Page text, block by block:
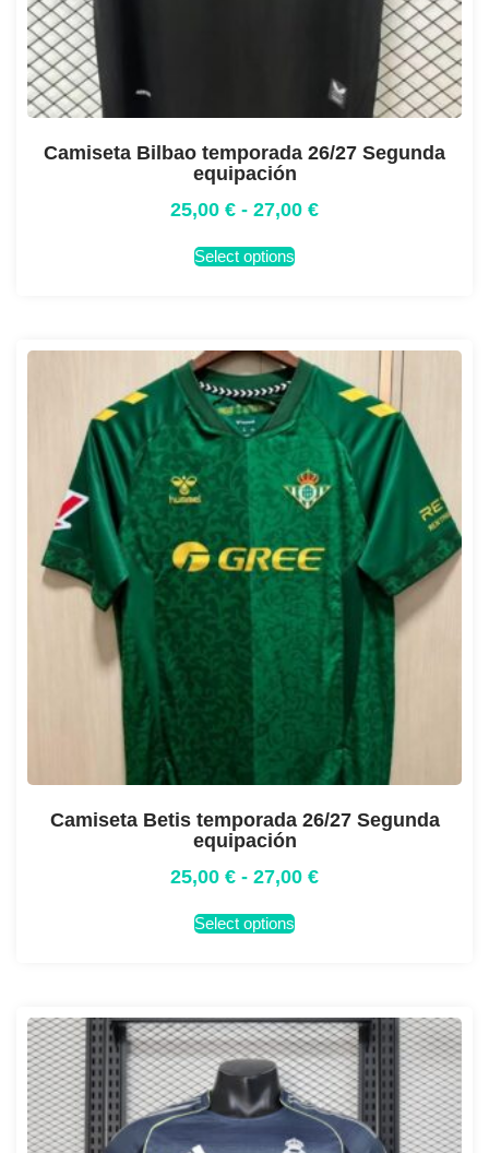
Camiseta Bilbao temporada 26/27 Segunda
equipación
25,00 € - 27,00 €
Select options
Camiseta Betis temporada 26/27 Segunda
equipación
25,00 € - 27,00 €
Select options